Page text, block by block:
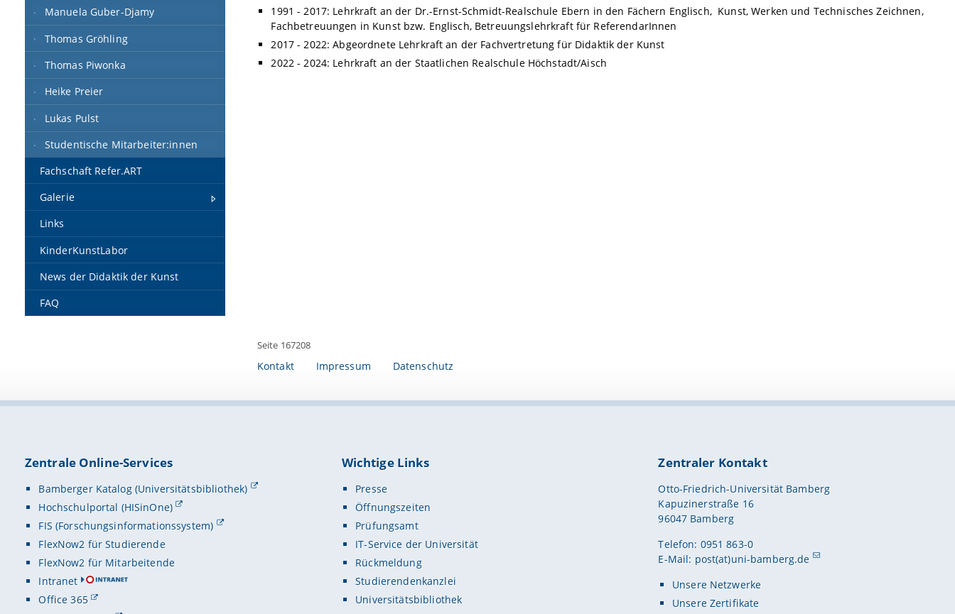
Manuela Guber-Djamy
Thomas Gröhling
Thomas Piwonka
Heike Preier
Lukas Pulst
Studentische Mitarbeiter:innen
Fachschaft Refer.ART
Galerie
Links
KinderKunstLabor
News der Didaktik der Kunst
FAQ
1991 - 2017: Lehrkraft an der Dr.-Ernst-Schmidt-Realschule Ebern in den Fächern Englisch, Kunst, Werken und Technisches Zeichnen,
Fachbetreuungen in Kunst bzw. Englisch, Betreuungslehrkraft für ReferendarInnen
2017 - 2022: Abgeordnete Lehrkraft an der Fachvertretung für Didaktik der Kunst
2022 - 2024: Lehrkraft an der Staatlichen Realschule Höchstadt/Aisch
Seite 167208
Kontakt Impressum Datenschutz
Zentrale Online-Services
Bamberger Katalog (Universitätsbibliothek)
Hochschulportal (HISinOne)
FIS (Forschungsinformationssystem)
FlexNow2 für Studierende
FlexNow2 für Mitarbeitende
Intranet
Office 365
Wichtige Links
Presse
Öffnungszeiten
Prüfungsamt
IT-Service der Universität
Rückmeldung
Studierendenkanzlei
Universitätsbibliothek
Zentraler Kontakt
Otto-Friedrich-Universität Bamberg
Kapuzinerstraße 16
96047 Bamberg
Telefon: 0951 863-0
E-Mail: post(at)uni-bamberg.de
Unsere Netzwerke
Unsere Zertifikate